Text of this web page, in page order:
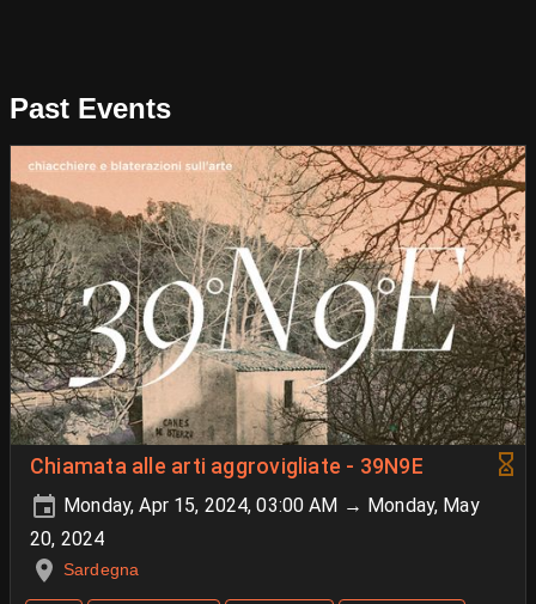
Past Events
Chiamata alle arti aggrovigliate - 39N9E
Monday, Apr 15, 2024, 03:00 AM → Monday, May
20, 2024
Sardegna